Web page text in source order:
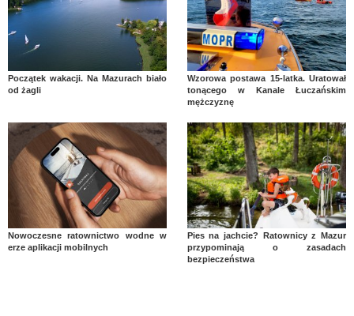
Początek wakacji. Na Mazurach biało
od żagli
Wzorowa postawa 15-latka. Uratował
tonącego w Kanale Łuczańskim
mężczyznę
Nowoczesne ratownictwo wodne w
erze aplikacji mobilnych
Pies na jachcie? Ratownicy z Mazur
przypominają o zasadach
bezpieczeństwa